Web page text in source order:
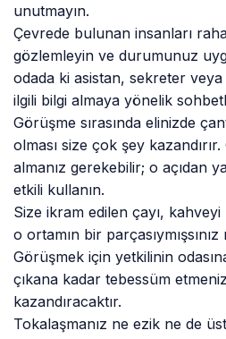
unutmayın.
Çevrede bulunan insanları
gözlemleyin ve durumunuz
odada ki asistan, sekreter
ilgili bilgi almaya yönelik
Görüşme sırasında elinizde
olması size çok şey
almanız gerekebilir; o açıdan
etkili kullanın.
Size ikram edilen çayı,
o ortamın bir
Görüşmek için yetkilinin
çıkana kadar tebessüm
kazandıracaktır.
Tokalaşmanız ne ezik ne de